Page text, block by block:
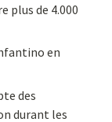
plus de 4.000
en
des
durant les